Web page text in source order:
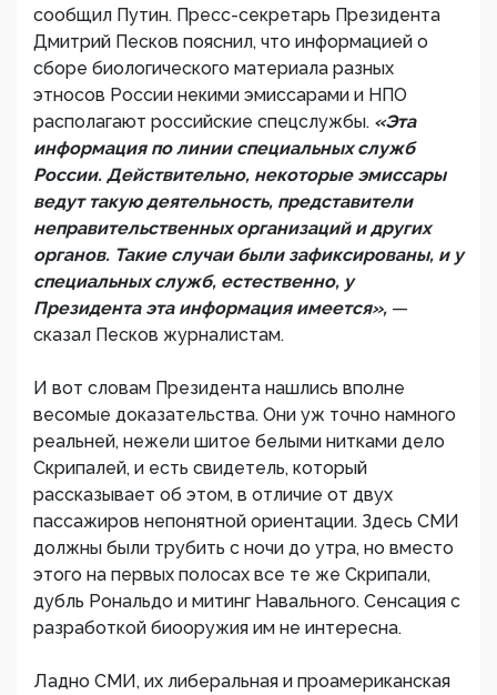
сообщил Путин. Пресс-секретарь Президента
Дмитрий Песков пояснил, что информацией о
сборе биологического материала разных
этносов России некими эмиссарами и НПО
располагают российские спецслужбы. «Эта
информация по линии специальных служб
России. Действительно, некоторые эмиссары
ведут такую деятельность, представители
неправительственных организаций и других
органов. Такие случаи были зафиксированы, и у
специальных служб, естественно, у
Президента эта информация имеется», —
сказал Песков журналистам.
И вот словам Президента нашлись вполне
весомые доказательства. Они уж точно намного
реальней, нежели шитое белыми нитками дело
Скрипалей, и есть свидетель, который
рассказывает об этом, в отличие от двух
пассажиров непонятной ориентации. Здесь СМИ
должны были трубить с ночи до утра, но вместо
этого на первых полосах все те же Скрипали,
дубль Рональдо и митинг Навального. Сенсация с
разработкой биооружия им не интересна.
Ладно СМИ, их либеральная и проамериканская